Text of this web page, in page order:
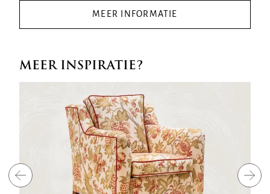
MEER INFORMATIE
MEER INSPIRATIE?